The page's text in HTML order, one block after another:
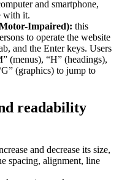
and smartphone,
with it.
Impaired): this
to operate the website
and the Enter keys. Users
(menus), “H” (headings),
(graphics) to jump to
readability
and decrease its size,
spacing, alignment, line